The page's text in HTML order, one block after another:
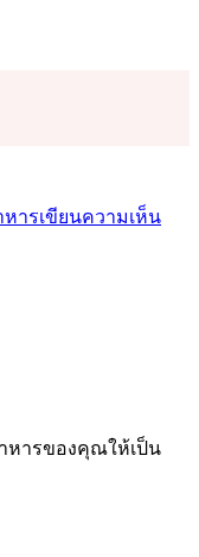
หารเขียนความเห็น
ส่ง
หารของคุณให้เป็น